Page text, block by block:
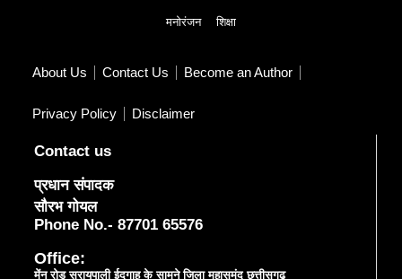
मनोरंजन शिक्षा
About Us Contact Us Become an Author
Privacy Policy Disclaimer
Contact us
प्रधान संपादक
सौरभ गोयल
Phone No.- 87701 65576
Office:
मेंन रोड सरायपाली ईदगाह के सामने जिला महासमुंद छत्तीसगढ़